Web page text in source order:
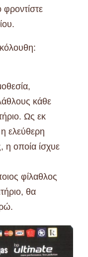
φροντίστε
κάθε
Ως εκ
ελεύθερη
η οποία ίσχυε
φίλαθλος
θα